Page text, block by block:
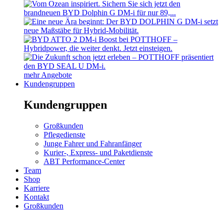
mehr Angebote
Kundengruppen
Kundengruppen
Großkunden
Pflegedienste
Junge Fahrer und Fahranfänger
Kurier-, Express- und Paketdienste
ABT Performance-Center
Team
Shop
Karriere
Kontakt
Großkunden